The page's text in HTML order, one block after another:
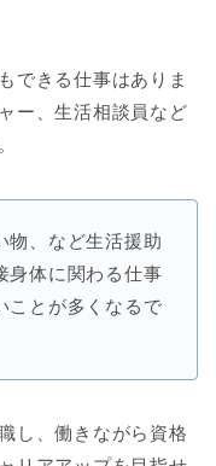
できる仕事はありま
ー、生活相談員など
物、など生活援助
身体に関わる仕事
ことが多くなるで
し、働きながら資格